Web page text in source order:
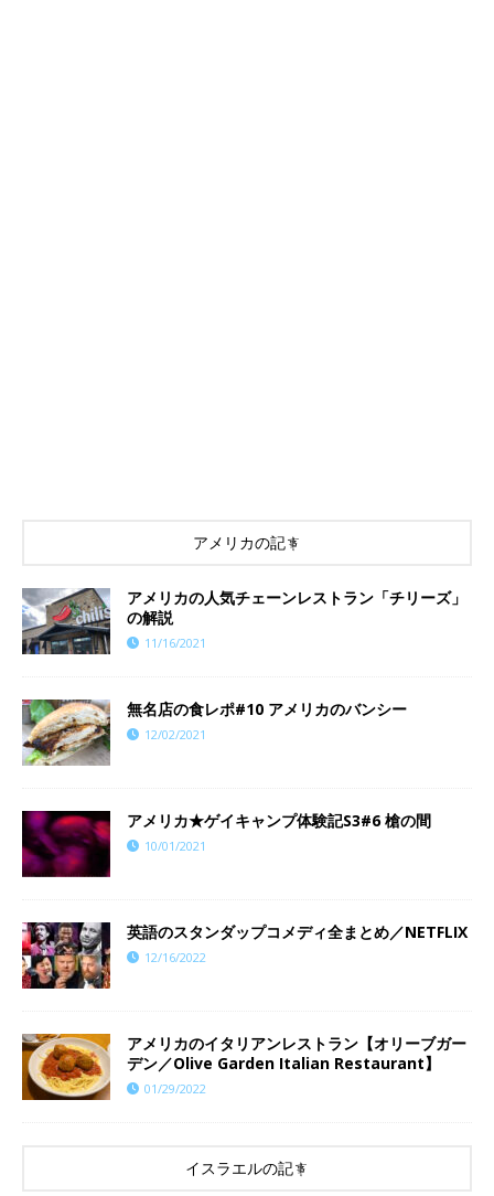
アメリカの記事
アメリカの人気チェーンレストラン「チリーズ」
の解説
11/16/2021
無名店の食レポ#10 アメリカのバンシー
12/02/2021
アメリカ★ゲイキャンプ体験記S3#6 槍の間
10/01/2021
英語のスタンダップコメディ全まとめ／NETFLIX
12/16/2022
アメリカのイタリアンレストラン【オリーブガー
デン／Olive Garden Italian Restaurant】
01/29/2022
イスラエルの記事